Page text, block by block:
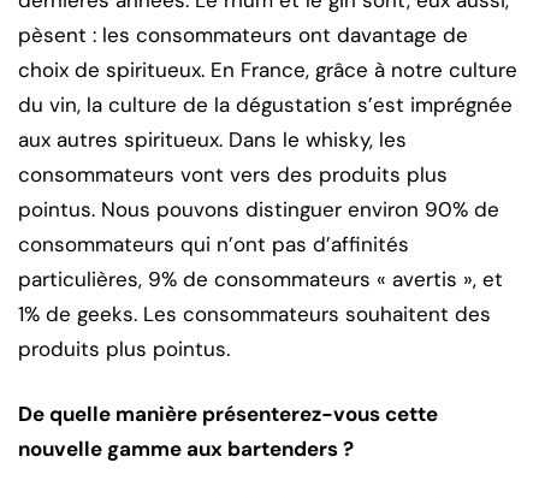
pèsent : les consommateurs ont davantage de
choix de spiritueux. En France, grâce à notre culture
du vin, la culture de la dégustation s’est imprégnée
aux autres spiritueux. Dans le whisky, les
consommateurs vont vers des produits plus
pointus. Nous pouvons distinguer environ 90% de
consommateurs qui n’ont pas d’affinités
particulières, 9% de consommateurs « avertis », et
1% de geeks. Les consommateurs souhaitent des
produits plus pointus.
De quelle manière présenterez-vous cette
nouvelle gamme aux bartenders ?